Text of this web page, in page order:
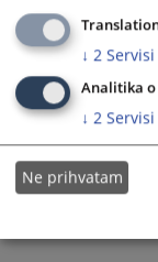
get
the
keyboard
shortcuts
for
dates.
↓ 2
Analitika o
↓ 2
Ne prihvatam